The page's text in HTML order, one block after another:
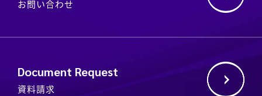
お問い合わせ
Document Request
資料請求